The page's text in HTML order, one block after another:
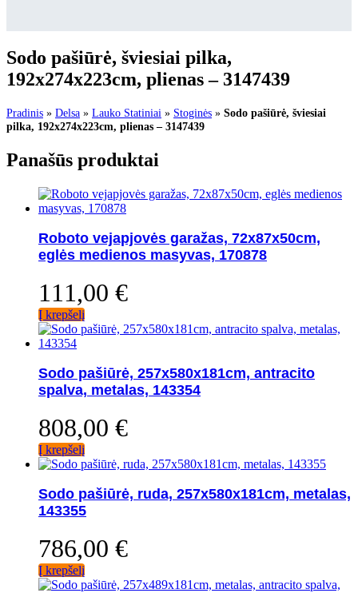
Sodo pašiūrė, šviesiai pilka,
192x274x223cm, plienas – 3147439
Pradinis » Delsa » Lauko Statiniai » Stoginės » Sodo pašiūrė, šviesiai
pilka, 192x274x223cm, plienas – 3147439
Panašūs produktai
Roboto vejapjovės garažas, 72x87x50cm,
eglės medienos masyvas, 170878
111,00 €
Į krepšelį
Sodo pašiūrė, 257x580x181cm, antracito
spalva, metalas, 143354
808,00 €
Į krepšelį
Sodo pašiūrė, ruda, 257x580x181cm, metalas,
143355
786,00 €
Į krepšelį